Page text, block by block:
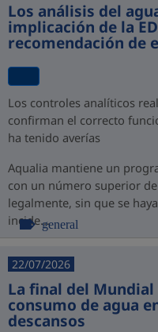
Los análisis del
implicación de la
recomendación de
Los controles analíticos
confirman el correcto
ha tenido averías
Aqualia mantiene un
con un número superior
legalmente, sin que se
incide...general
22/07/2026
La final del
consumo de agua
descansos